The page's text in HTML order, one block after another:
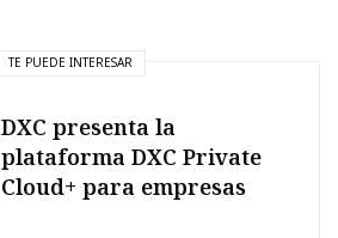
TE PUEDE INTERESAR
DXC presenta la
plataforma DXC Private
Cloud+ para empresas